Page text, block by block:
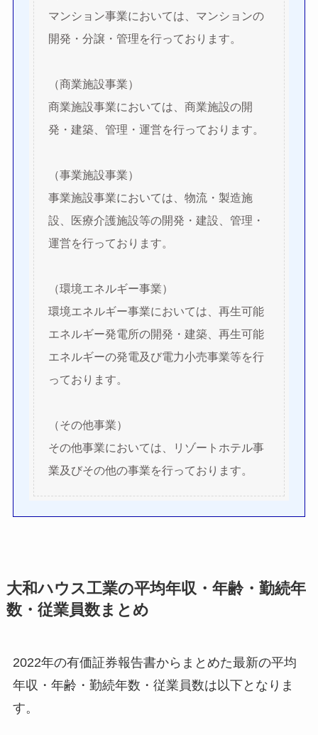
マンション事業においては、マンションの
開発・分譲・管理を行っております。
（商業施設事業）
商業施設事業においては、商業施設の開
発・建築、管理・運営を行っております。
（事業施設事業）
事業施設事業においては、物流・製造施
設、医療介護施設等の開発・建設、管理・
運営を行っております。
（環境エネルギー事業）
環境エネルギー事業においては、再生可能
エネルギー発電所の開発・建築、再生可能
エネルギーの発電及び電力小売事業等を行
っております。
（その他事業）
その他事業においては、リゾートホテル事
業及びその他の事業を行っております。
大和ハウス工業の平均年収・年齢・勤続年
数・従業員数まとめ
2022年の有価証券報告書からまとめた最新の平均
年収・年齢・勤続年数・従業員数は以下となりま
す。